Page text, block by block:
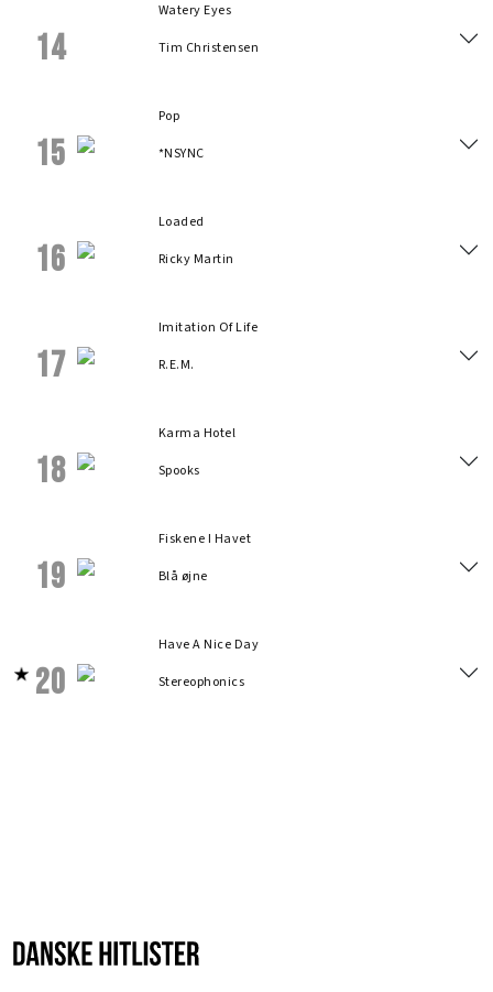
14
Watery Eyes
Tim Christensen
15
Pop
*NSYNC
16
Loaded
Ricky Martin
17
Imitation Of Life
R.E.M.
18
Karma Hotel
Spooks
19
Fiskene I Havet
Blå øjne
20
Have A Nice Day
Stereophonics